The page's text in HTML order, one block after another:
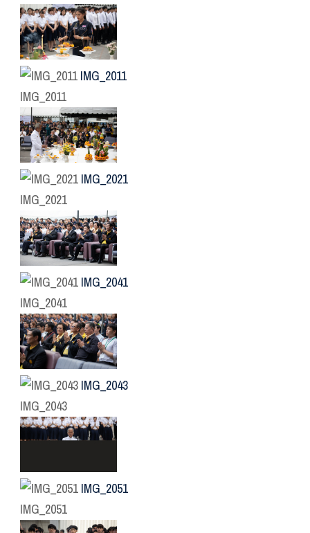
IMG_2011
IMG_2011
IMG_2021
IMG_2021
IMG_2041
IMG_2041
IMG_2043
IMG_2043
IMG_2051
IMG_2051